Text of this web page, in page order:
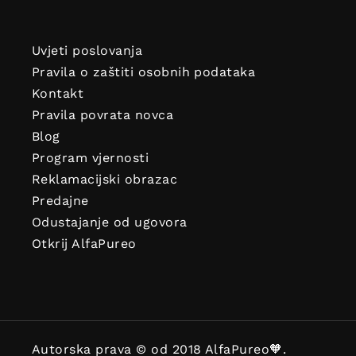
Uvjeti poslovanja
Pravila o zaštiti osobnih podataka
Kontakt
Pravila povrata novca
Blog
Program vjernosti
Reklamacijski obrazac
Predajne
Odustajanje od ugovora
Otkrij AlfaPureo
Autorska prava © od 2018 AlfaPureo🧡 .